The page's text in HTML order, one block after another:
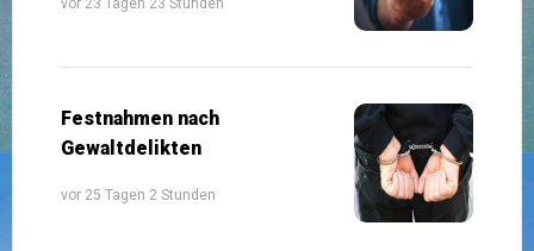
vor 23 Tagen 23 Stunden
Festnahmen nach
Gewaltdelikten
vor 25 Tagen 2 Stunden